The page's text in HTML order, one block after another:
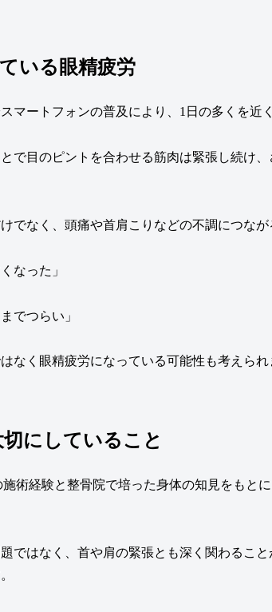
いる眼精疲労
マートフォンの普及により、1日の多くを近
で目のピントを合わせる筋肉は緊張し続け
でなく、頭痛や首肩こりなどの不調につなが
なった」
でつらい」
なく眼精疲労になっている可能性も考えられ
にしていること
術経験と整骨院で培った身体の知見をもと
ではなく、首や肩の緊張とも深く関わるこ